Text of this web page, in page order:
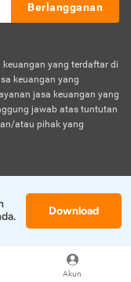
Akun
Berlangganan
yang terdaftar di
keuangan yang
jasa keuangan yang
jawab atas tuntutan
atau pihak yang
Download